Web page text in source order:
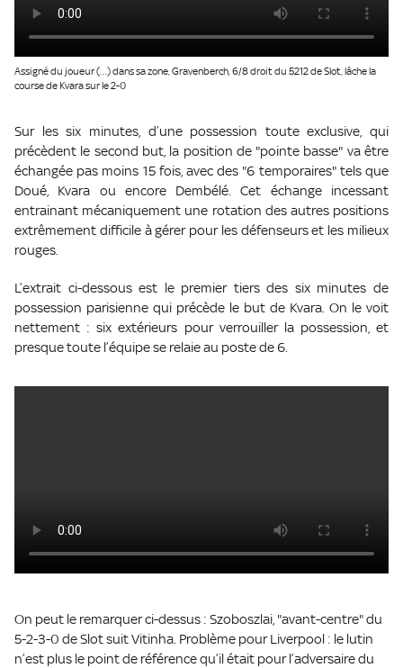
Assigné du joueur (…) dans sa zone, Gravenberch, 6/8 droit du 5212 de Slot, lâche la
course de Kvara sur le 2-0
Sur les six minutes, d’une possession toute exclusive, qui
précèdent le second but, la position de "pointe basse" va être
échangée pas moins 15 fois, avec des "6 temporaires" tels que
Doué, Kvara ou encore Dembélé. Cet échange incessant
entrainant mécaniquement une rotation des autres positions
extrêmement difficile à gérer pour les défenseurs et les milieux
rouges.
L’extrait ci-dessous est le premier tiers des six minutes de
possession parisienne qui précède le but de Kvara. On le voit
nettement : six extérieurs pour verrouiller la possession, et
presque toute l’équipe se relaie au poste de 6.
On peut le remarquer ci-dessus : Szoboszlai, "avant-centre" du
5-2-3-0 de Slot suit Vitinha. Problème pour Liverpool : le lutin
n’est plus le point de référence qu’il était pour l’adversaire du